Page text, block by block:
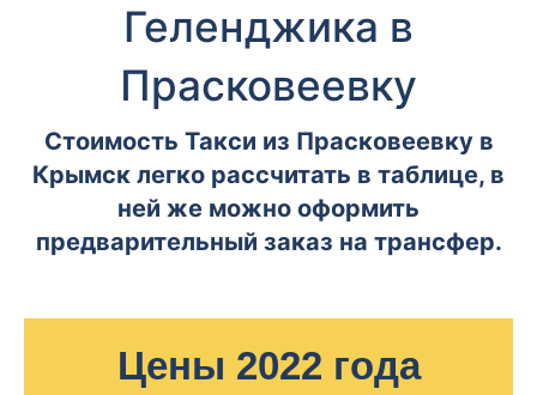
Геленджика в
Прасковеевку
Стоимость Такси из Прасковеевку в
Крымск легко рассчитать в таблице, в
ней же можно оформить
предварительный заказ на трансфер.
Цены 2022 года